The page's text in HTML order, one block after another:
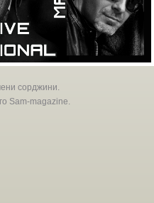
сорджини.
Ѕam-magazine.